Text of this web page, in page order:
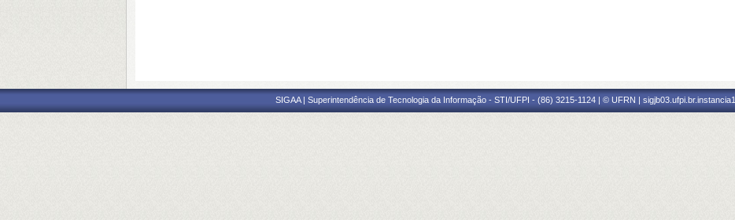
SIGAA | Superintendência de Tecnologia da Informação - STI/UFPI - (86) 3215-1124 | © UFRN | sigjb03.ufpi.br.instancia1